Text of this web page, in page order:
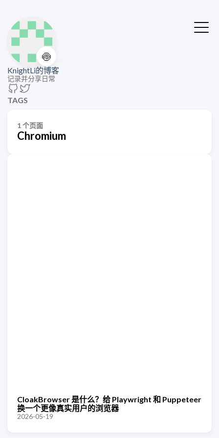
🍥
KnightLi的博客
记录并分享日常
TAGS
1 个页面
Chromium
CloakBrowser 是什么？给 Playwright 和 Puppeteer
换一个更像真实用户的浏览器
2026-05-19